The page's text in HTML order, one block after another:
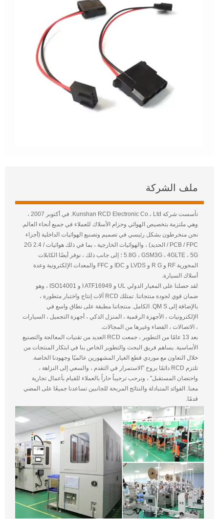
ملف الشركة
تأسست شركة Kunshan RCD Electronic Co.، Ltd. في أكتوبر 2007 ،
وهي ملتزمة بتخصيص الهوائي وحزام الأسلاك للعملاء في جميع أنحاء العالم.
نحن منخرطون بشكل رئيسي في تصميم وتصنيع الهوائيات الداخلية (أجزاء
PCB / FPC / الحديد) ، والهوائيات الخارجية ، بما في ذلك هوائيات 2G 2.4 /
5.8G ، GSM3G ، 4GLTE ، 5G ؛ إلى جانب ذلك ، نوفر أيضًا الكابلات
المحورية RF و R G و LVDS و IDC و FFC والمعدات الإلكترونية وعدة
أسلاك السيارة.
لقد حصلنا على المعيار الدولي UL و I ATF16949 و ISO14001 ، وهو
ضمان قوي لجودة منتجاتنا. تمتلك RCD آلات إنتاج واختبار متطورة ،
بالإضافة إلى QM S. الكامل. منتجاتنا مطبقة على نطاق واسع في
الإلكترونيات ، الأجهزة الرقمية ، المنزل الذكي ، أجهزة التجميل ، السيارات
، الاتصالات ، الفضاء وغيرها من المجالات.
بعد 13 عامًا من التطوير ، جمعت RCD العديد من تقنيات المعالجة والتصنيع
الأساسية. يساهم فريق البحث والتطوير الخاص بنا في ابتكار المنتجات من
خلال التعاون مع موردي قطع الغيار المشهورين عالميًا وجهودنا الخاصة.
تلتزم RCD دائمًا بروح "الاستمرار في التقدم ، والسعي إلى النزاهة ،
واحتضان المستقبل" ، ونرحب ترحيباً حاراً بالعملاء للقيام بأعمال تجارية
معنا. الفوائد المتبادلة والنتائج المربحة للجانبين تساعدنا جميعًا على المضي
قدمًا.